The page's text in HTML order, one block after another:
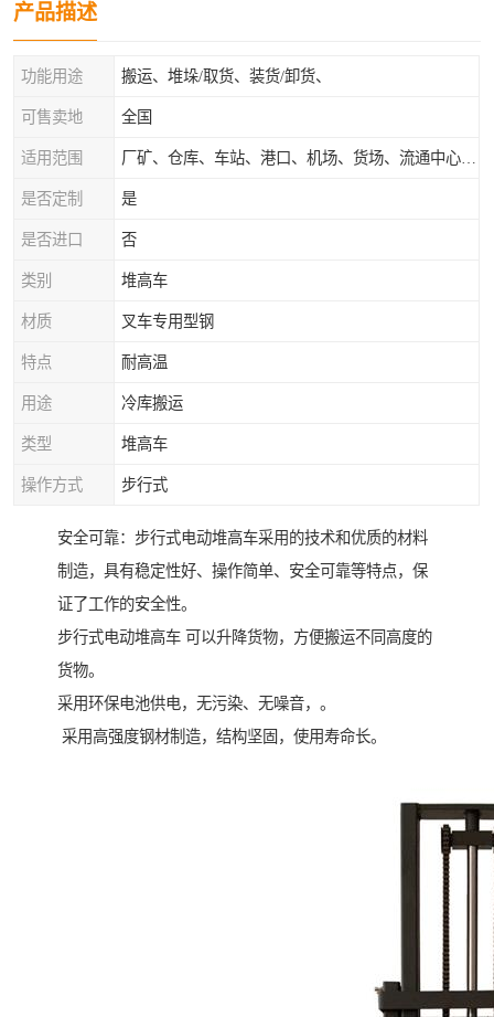
产品描述
功能用途 搬运、堆垛/取货、装货/卸货、
可售卖地 全国
适用范围
是否定制 是
是否进口 否
类别 堆高车
材质 叉车专用型钢
特点 耐高温
用途 冷库搬运
类型 堆高车
操作方式 步行式
安全可靠：步行式电动堆高车采用的技术和优质的材料
制造，具有稳定性好、操作简单、安全可靠等特点，保
证了工作的安全性。
步行式电动堆高车 可以升降货物，方便搬运不同高度的
货物。
采用环保电池供电，无污染、无噪音，。
采用高强度钢材制造，结构坚固，使用寿命长。